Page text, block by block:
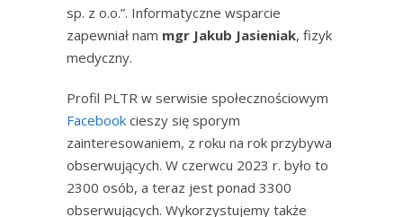
sp. z o.o.”. Informatyczne wsparcie
zapewniał nam mgr Jakub Jasieniak, fizyk
medyczny.
Profil PLTR w serwisie społecznościowym
Facebook cieszy się sporym
zainteresowaniem, z roku na rok przybywa
obserwujących. W czerwcu 2023 r. było to
2300 osób, a teraz jest ponad 3300
obserwujących. Wykorzystujemy także